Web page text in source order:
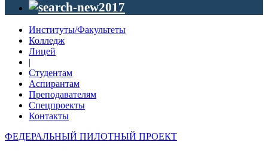
Институты/Факультеты
Колледж
Лицей
|
Студентам
Аспирантам
Преподавателям
Спецпроекты
Контакты
ФЕДЕРАЛЬНЫЙ ПИЛОТНЫЙ ПРОЕКТ